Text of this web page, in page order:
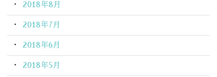
2018年8月
2018年7月
2018年6月
2018年5月